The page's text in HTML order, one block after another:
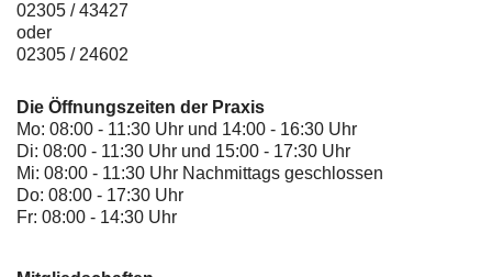
02305 / 43427
oder
02305 / 24602
Die Öffnungszeiten der Praxis
Mo: 08:00 - 11:30 Uhr und 14:00 - 16:30 Uhr
Di: 08:00 - 11:30 Uhr und 15:00 - 17:30 Uhr
Mi: 08:00 - 11:30 Uhr Nachmittags geschlossen
Do: 08:00 - 17:30 Uhr
Fr: 08:00 - 14:30 Uhr